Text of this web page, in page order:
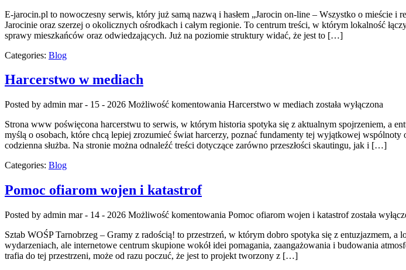
E-jarocin.pl to nowoczesny serwis, który już samą nazwą i hasłem „Jarocin on-line – Wszystko o mieście
Jarocinie oraz szerzej o okolicznych ośrodkach i całym regionie. To centrum treści, w którym lokalność
sprawy mieszkańców oraz odwiedzających. Już na poziomie struktury widać, że jest to […]
Categories: Blog
Harcerstwo w mediach
Posted by admin mar - 15 - 2026 Możliwość komentowania Harcerstwo w mediach została wyłączona
Strona www poświęcona harcerstwu to serwis, w którym historia spotyka się z aktualnym spojrzeniem, a
myślą o osobach, które chcą lepiej zrozumieć świat harcerzy, poznać fundamenty tej wyjątkowej
codzienna służba. Na stronie można odnaleźć treści dotyczące zarówno przeszłości skautingu, jak i […]
Categories: Blog
Pomoc ofiarom wojen i katastrof
Posted by admin mar - 14 - 2026 Możliwość komentowania Pomoc ofiarom wojen i katastrofzostała
Sztab WOŚP Tarnobrzeg – Gramy z radością! to przestrzeń, w którym dobro spotyka się z entuzjazmem, a
wydarzeniach, ale internetowe centrum skupione wokół idei pomagania, zaangażowania i budowania
trafia do tej przestrzeni, może od razu poczuć, że jest to projekt tworzony z […]